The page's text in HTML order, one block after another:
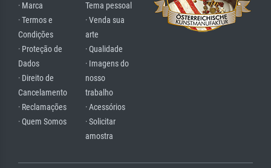
· Marca
· Termos e
Condições
· Proteção de
Dados
· Direito de
Cancelamento
· Reclamações
· Quem Somos
Tema pessoal
· Venda sua
arte
· Qualidade
· Imagens do
nosso
trabalho
· Acessórios
· Solicitar
amostra